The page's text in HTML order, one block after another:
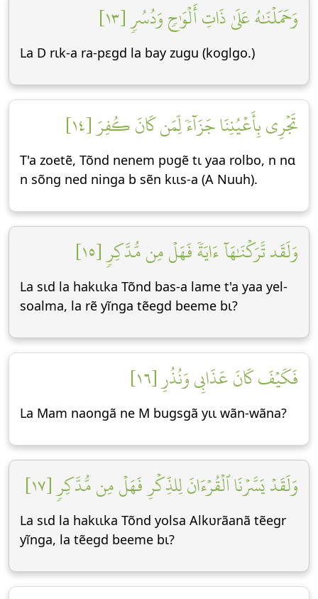
وَحَمَلۡنَٰهُ عَلَىٰ ذَاتِ أَلۡوَٰحٖ وَدُسُرٖ [١٣]
La D rɩk-a ra-pɛgd la bay zugu (koglgo.)
تَجۡرِي بِأَعۡيُنِنَا جَزَآءٗ لِّمَن كَانَ كُفِرَ [١٤]
T'a zoetẽ, Tõnd nenem pʋgẽ tɩ yaa rolbo, n nɑ
n sõng ned ninga b sẽn kɩɩs-a (A Nuuh).
وَلَقَد تَّرَكۡنَٰهَآ ءَايَةٗ فَهَلۡ مِن مُّدَّكِرٖ [١٥]
La sɩd la hakɩɩka Tõnd bas-a lame t'a yaa yel-
soalma, la rẽ yĩnga tẽegd beeme bɩ?
فَكَيۡفَ كَانَ عَذَابِي وَنُذُرِ [١٦]
La Mam naongã ne M bugsgã yɩɩ wãn-wãna?
وَلَقَدۡ يَسَّرۡنَا ٱلۡقُرۡءَانَ لِلذِّكۡرِ فَهَلۡ مِن مُّدَّكِرٖ [١٧]
La sɩd la hakɩɩka Tõnd yolsa Alkʋrãanã tẽegr
yĩnga, la tẽegd beeme bɩ?